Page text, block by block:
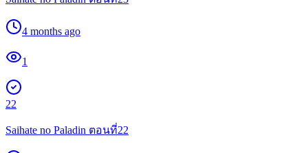
4 months ago
1
22
Saihate no Paladin ตอนที่22